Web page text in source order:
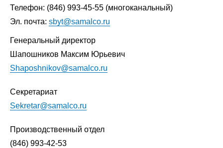
Телефон: (846) 993-45-55 (многоканальный)
Эл. почта: sbyt@samalco.ru
Генеральный директор
Шапошников Максим Юрьевич
Shaposhnikov@samalco.ru
Секретариат
Sekretar@samalco.ru
Производственный отдел
(846) 993-42-53